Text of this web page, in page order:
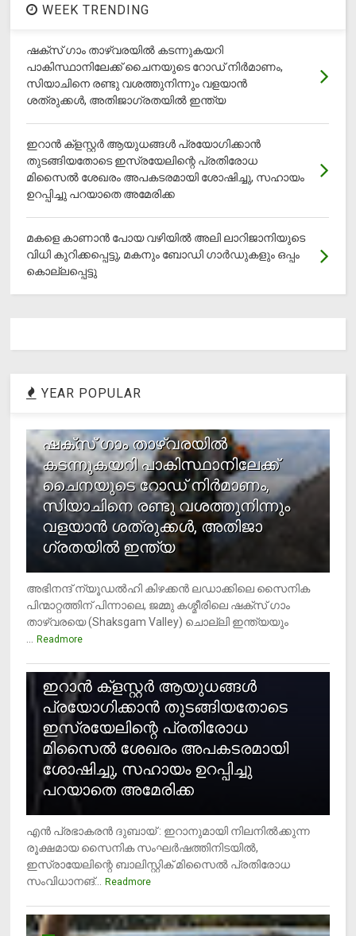
WEEK TRENDING
ഷക്സ് ​ഗാം താഴ്‌വരയിൽ കടന്നുകയറി
പാകിസ്ഥാനിലേക്ക് ചൈനയുടെ റോഡ് നിർമാണം,
സിയാചിനെ രണ്ടു വശത്തുനിന്നും വളയാൻ
ശത്രുക്കൾ, അതിജാ​ഗ്രതയിൽ ഇന്ത്യ
ഇറാന്‍ ക്‌ളസ്റ്റര്‍ ആയുധങ്ങള്‍ പ്രയോഗിക്കാന്‍
തുടങ്ങിയതോടെ ഇസ്രയേലിന്റെ പ്രതിരോധ
മിസൈല്‍ ശേഖരം അപകടരമായി ശോഷിച്ചു, സഹായം
ഉറപ്പിച്ചു പറയാതെ അമേരിക്ക
മകളെ കാണാന്‍ പോയ വഴിയില്‍ അലി ലാറിജാനിയുടെ
വിധി കുറിക്കപ്പെട്ടു, മകനും ബോഡി ഗാര്‍ഡുകളും ഒപ്പം
കൊല്ലപ്പെട്ടു
YEAR POPULAR
ഷക്സ് ​ഗാം താഴ്‌വരയിൽ
കടന്നുകയറി പാകിസ്ഥാനിലേക്ക്
ചൈനയുടെ റോഡ് നിർമാണം,
സിയാചിനെ രണ്ടു വശത്തുനിന്നും
വളയാൻ ശത്രുക്കൾ, അതിജാ​
ഗ്രതയിൽ ഇന്ത്യ
അഭിനന്ദ് ന്യൂഡൽഹി കിഴക്കൻ ലഡാക്കിലെ സൈനിക
പിന്മാറ്റത്തിന് പിന്നാലെ, ജമ്മു കശ്മീരിലെ ഷക്സ് ​ഗാം
താഴ്‌വരയെ (Shaksgam Valley) ചൊല്ലി ഇന്ത്യയും
Readmore
ഇറാന്‍ ക്‌ളസ്റ്റര്‍ ആയുധങ്ങള്‍
പ്രയോഗിക്കാന്‍ തുടങ്ങിയതോടെ
ഇസ്രയേലിന്റെ പ്രതിരോധ
മിസൈല്‍ ശേഖരം അപകടരമായി
ശോഷിച്ചു, സഹായം ഉറപ്പിച്ചു
പറയാതെ അമേരിക്ക
എന്‍ പ്രഭാകരന്‍ ദുബായ് : ഇറാനുമായി നിലനില്‍ക്കുന്ന
രൂക്ഷമായ സൈനിക സംഘര്‍ഷത്തിനിടയില്‍,
ഇസ്രായേലിന്റെ ബാലിസ്റ്റിക് മിസൈല്‍ പ്രതിരോധ
സംവിധാനങ്...
Readmore